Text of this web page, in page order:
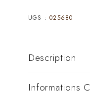
UGS :025680
Description
Informations